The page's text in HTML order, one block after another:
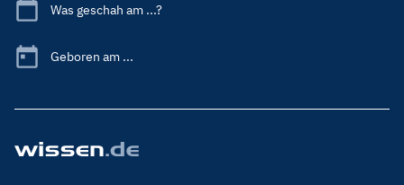
Was geschah am ...?
Geboren am ...